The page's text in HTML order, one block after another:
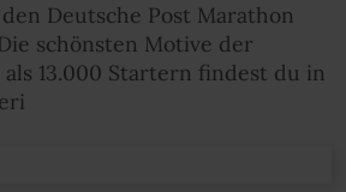
Deutsche Post Marathon
schönsten Motive der
13.000 Startern findest du in